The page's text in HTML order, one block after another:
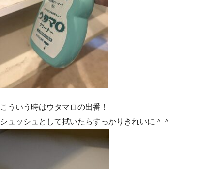
こういう時はウタマロの出番！
シュッシュとして拭いたらすっかりきれいに＾＾